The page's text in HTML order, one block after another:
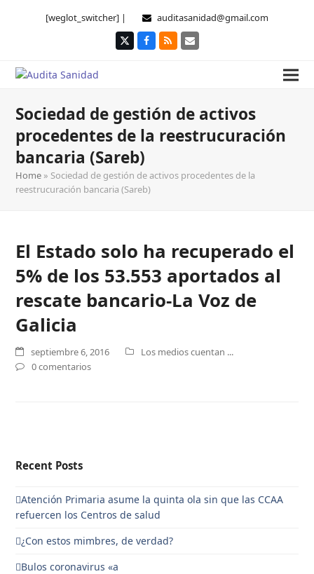
[weglot_switcher] | auditasanidad@gmail.com
TwitterFacebook
RSS Correo
Sociedad de gestión de activos
procedentes de la reestrucuración
bancaria (Sareb)
Home » Sociedad de gestión de activos procedentes de la
reestrucuración bancaria (Sareb)
El Estado solo ha recuperado el
5% de los 53.553 aportados al
rescate bancario-La Voz de
Galicia
septiembre 6, 2016
Los medios cuentan ...
0 comentarios
Recent Posts
Atención Primaria asume la quinta ola sin que las CCAA
refuercen los Centros de salud
¿Con estos mimbres, de verdad?
Bulos coronavirus «a